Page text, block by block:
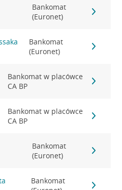
Bankomat
(Euronet)
Bankomat
(Euronet)
Bankomat w placówce
CA BP
Bankomat w placówce
CA BP
Bankomat
(Euronet)
Bankomat